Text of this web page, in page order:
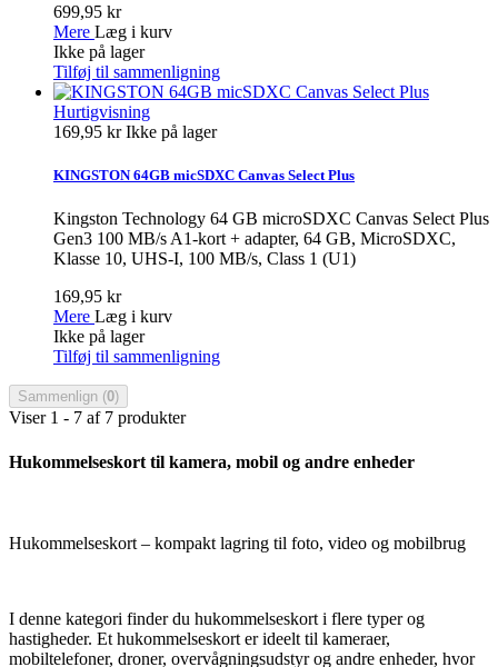
699,95 kr
Mere Læg i kurv
Ikke på lager
Tilføj til sammenligning
Hurtigvisning
169,95 krIkke på lager
KINGSTON 64GB micSDXC Canvas Select Plus
Kingston Technology 64 GB microSDXC Canvas Select Plus
Gen3 100 MB/s A1-kort + adapter, 64 GB, MicroSDXC,
Klasse 10, UHS-I, 100 MB/s, Class 1 (U1)
169,95 kr
Mere Læg i kurv
Ikke på lager
Tilføj til sammenligning
Sammenlign (0)
Viser 1 - 7 af 7 produkter
Hukommelseskort til kamera, mobil og andre enheder
Hukommelseskort – kompakt lagring til foto, video og mobilbrug
I denne kategori finder du hukommelseskort i flere typer og
hastigheder. Et hukommelseskort er ideelt til kameraer,
mobiltelefoner, droner, overvågningsudstyr og andre enheder, hvor